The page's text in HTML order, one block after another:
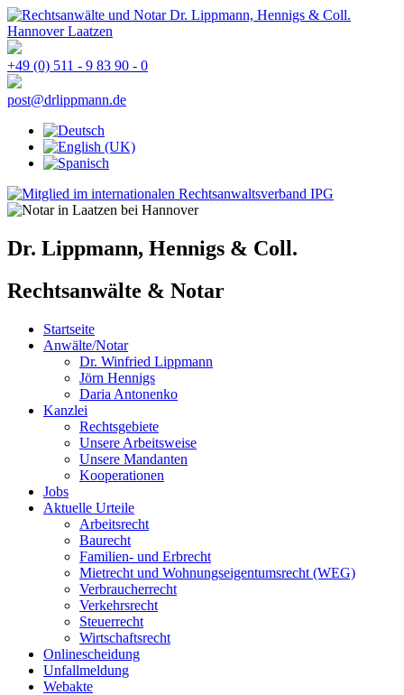
+49 (0) 511 - 9 83 90 - 0
post@drlippmann.de
Dr. Lippmann, Hennigs & Coll.
Rechtsanwälte & Notar
Startseite
Anwälte/Notar
Dr. Winfried Lippmann
Jörn Hennigs
Daria Antonenko
Kanzlei
Rechtsgebiete
Unsere Arbeitsweise
Unsere Mandanten
Kooperationen
Jobs
Aktuelle Urteile
Arbeitsrecht
Baurecht
Familien- und Erbrecht
Mietrecht und Wohnungseigentumsrecht (WEG)
Verbraucherrecht
Verkehrsrecht
Steuerrecht
Wirtschaftsrecht
Onlinescheidung
Unfallmeldung
Webakte